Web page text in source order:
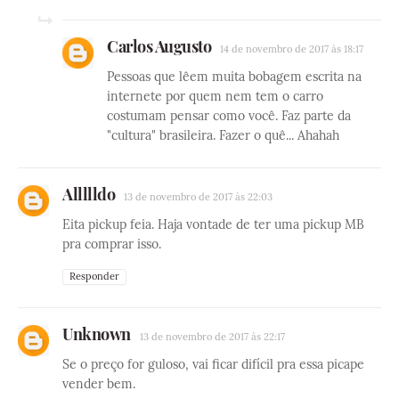
Carlos Augusto 14 de novembro de 2017 às 18:17
Pessoas que lêem muita bobagem escrita na
internete por quem nem tem o carro
costumam pensar como você. Faz parte da
"cultura" brasileira. Fazer o quê... Ahahah
Allllldo 13 de novembro de 2017 às 22:03
Eita pickup feia. Haja vontade de ter uma pickup MB
pra comprar isso.
Responder
Unknown 13 de novembro de 2017 às 22:17
Se o preço for guloso, vai ficar difícil pra essa picape
vender bem.